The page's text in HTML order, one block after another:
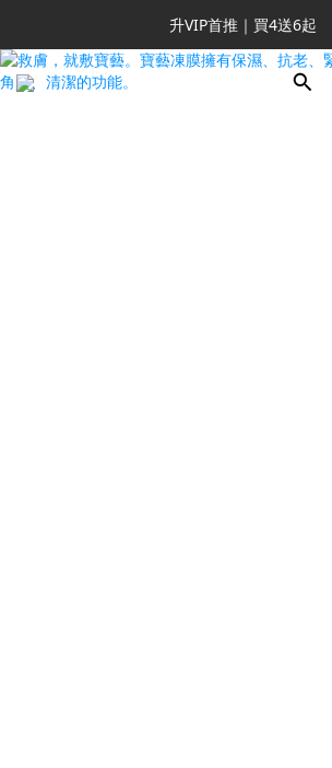
新客推薦｜送NT$300回購券
升VIP首推｜買4送6起
滿額再送NT$1300好禮